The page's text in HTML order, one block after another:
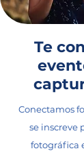
Te
Conectamos
se inscreve
fotográfica